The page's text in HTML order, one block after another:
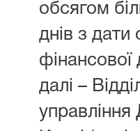
обсягом
днів з дати
фінансової
далі –
управління